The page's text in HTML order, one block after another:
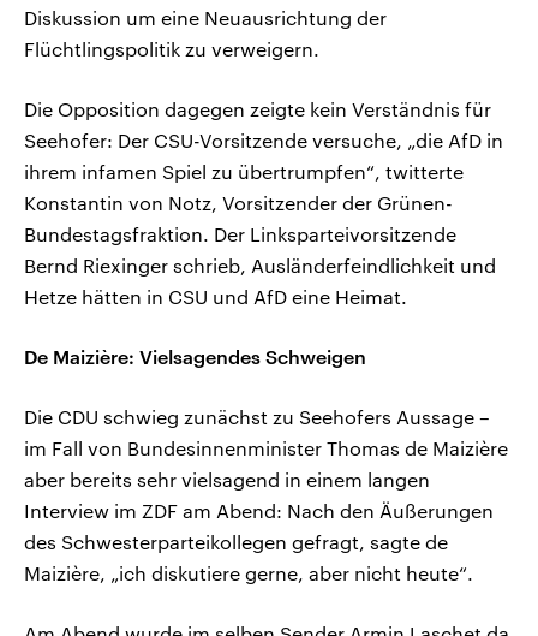
Diskussion um eine Neuausrichtung der
Flüchtlingspolitik zu verweigern.
Die Opposition dagegen zeigte kein Verständnis für
Seehofer: Der CSU-Vorsitzende versuche, „die AfD in
ihrem infamen Spiel zu übertrumpfen“, twitterte
Konstantin von Notz, Vorsitzender der Grünen-
Bundestagsfraktion. Der Linksparteivorsitzende
Bernd Riexinger schrieb, Ausländerfeindlichkeit und
Hetze hätten in CSU und AfD eine Heimat.
De Maizière: Vielsagendes Schweigen
Die CDU schwieg zunächst zu Seehofers Aussage –
im Fall von Bundesinnenminister Thomas de Maizière
aber bereits sehr vielsagend in einem langen
Interview im ZDF am Abend: Nach den Äußerungen
des Schwesterparteikollegen gefragt, sagte de
Maizière, „ich diskutiere gerne, aber nicht heute“.